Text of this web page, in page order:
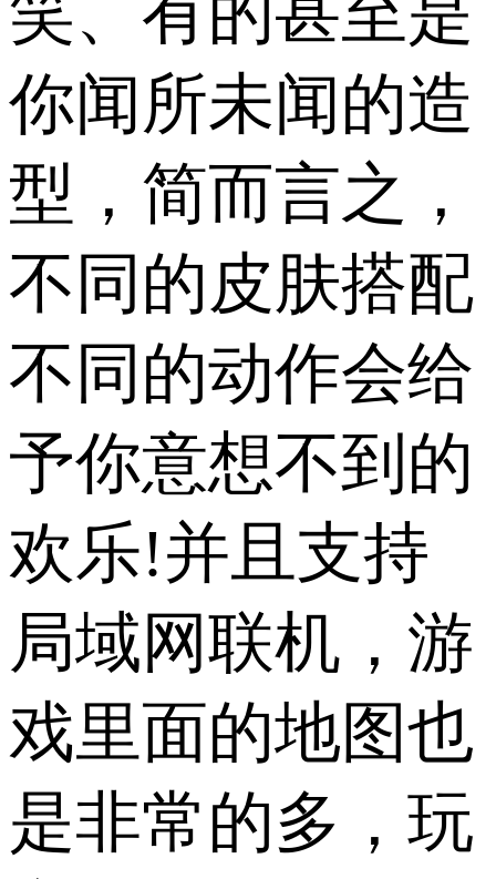
你闻所未闻的造
型，简而言之，
不同的皮肤搭配
不同的动作会给
予你意想不到的
欢乐!并且支持
局域网联机，游
戏里面的地图也
是非常的多，玩